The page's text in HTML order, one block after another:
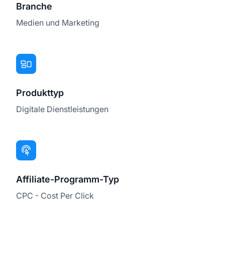
Branche
Medien und Marketing
Produkttyp
Digitale Dienstleistungen
Affiliate-Programm-Typ
CPC - Cost Per Click